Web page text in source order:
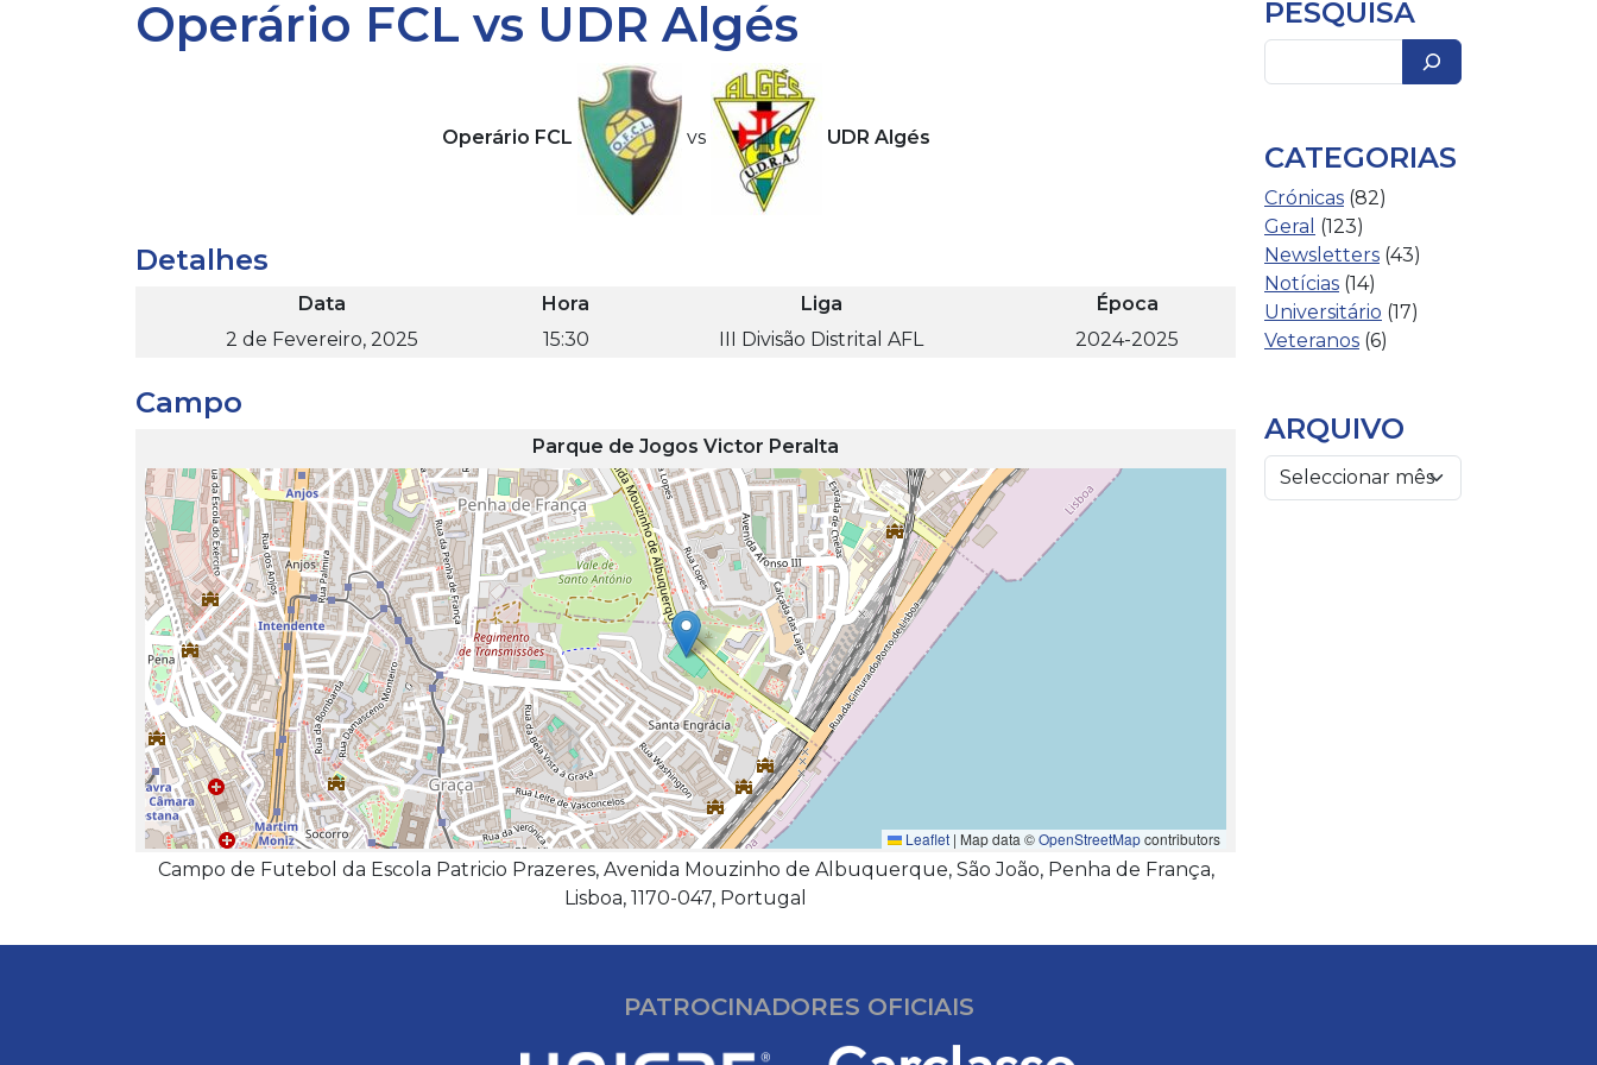
Operário FCL vs UDR Algés
Operário FCL vs UDR Algés
Detalhes
Data Hora Liga
Época
2 de Fevereiro, 2025
15:30 III Divisão Distrital AFL 2024-2025
Campo
Parque de Jogos Victor Peralta
Leaflet | Map data ©OpenStreetMapcontributors
Campo de Futebol da Escola Patricio Prazeres, Avenida Mouzinho de Albuquerque, São João, Penha de França,
Lisboa, 1170-047, Portugal
PESQUISA
CATEGORIAS
Crónicas (82)
Geral (123)
Newsletters (43)
Notícias (14)
Universitário (17)
Veteranos (6)
ARQUIVO
PATROCINADORES OFICIAIS